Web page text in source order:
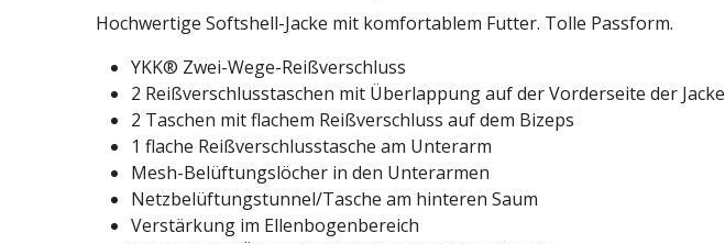
Hochwertige Softshell-Jacke mit komfortablem Futter. Tolle Passform.
YKK® Zwei-Wege-Reißverschluss
2 Reißverschlusstaschen mit Überlappung auf der Vorderseite der Jacke
2 Taschen mit flachem Reißverschluss auf dem Bizeps
1 flache Reißverschlusstasche am Unterarm
Mesh-Belüftungslöcher in den Unterarmen
Netzbelüftungstunnel/Tasche am hinteren Saum
Verstärkung im Ellenbogenbereich